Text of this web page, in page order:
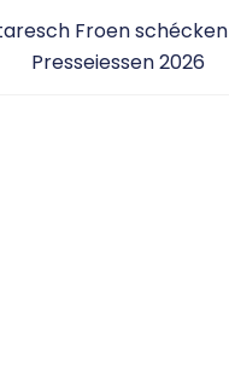
Froen schécken
Presseiessen 2026